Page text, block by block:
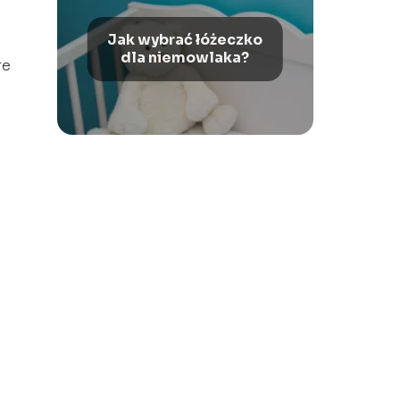
Jak wybrać łóżeczko
dla niemowlaka?